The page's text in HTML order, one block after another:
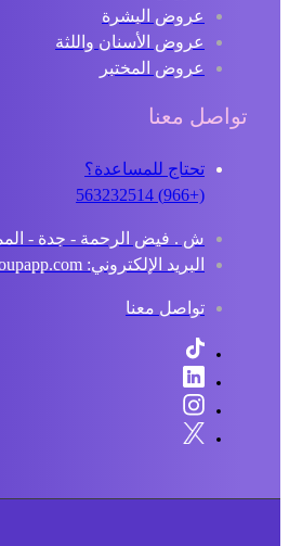
عروض البشرة
عروض الأسنان واللثة
عروض المختبر
تواصل معنا
تحتاج للمساعدة؟
ش . فيض الرحمة - جدة - المملكة
البريد الإلكتروني: help@tabibgroupapp.com
تواصل معنا